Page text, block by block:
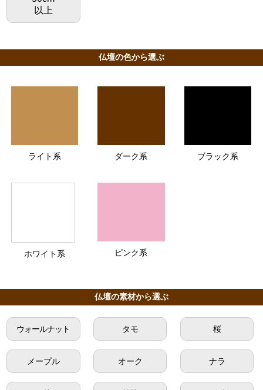
以上
仏壇の色から選ぶ
ライト系 ダーク系 ブラック系
ホワイト系 ピンク系
仏壇の素材から選ぶ
ウォールナット タモ 桜
メープル オーク ナラ